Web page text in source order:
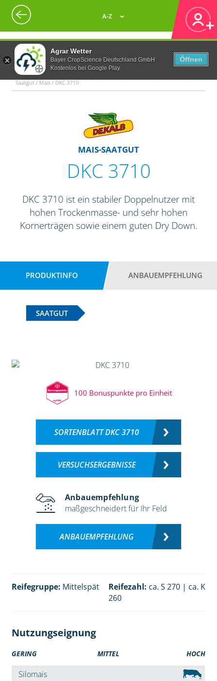
Agrar Wetter
Bayer CropScience Deutschland GmbH
Kostenlos bei Google Play
Öffnen
A-Z
Saatgut / Mais / DKC 3710
MAIS-SAATGUT
DKC 3710
DKC 3710 ist ein stabiler Doppelnutzer mit
hohen Trockenmasse- und sehr hohen
Kornerträgen sowie einem guten Dry Down.
PRODUKTINFO ANBAUEMPFEHLUNG
SAATGUT
100 Bonuspunkte pro Einheit
SORTENBLATT DKC 3710
VERSUCHSERGEBNISSE
Anbauempfehlung
maßgeschneidert für Ihr Feld
ANBAUEMPFEHLUNG
Reifegruppe: Mittelspät Reifezahl: ca. S 270 | ca. K
260
Nutzungseignung
GERING MITTEL HOCH
Silomais